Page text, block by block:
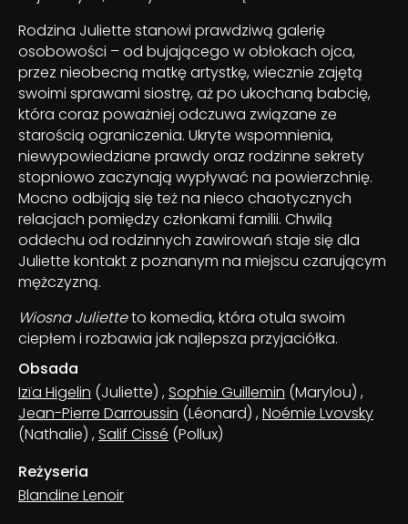
Rodzina Juliette stanowi prawdziwą galerię
osobowości – od bujającego w obłokach ojca,
przez nieobecną matkę artystkę, wiecznie zajętą
swoimi sprawami siostrę, aż po ukochaną babcię,
która coraz poważniej odczuwa związane ze
starością ograniczenia. Ukryte wspomnienia,
niewypowiedziane prawdy oraz rodzinne sekrety
stopniowo zaczynają wypływać na powierzchnię.
Mocno odbijają się też na nieco chaotycznych
relacjach pomiędzy członkami familii. Chwilą
oddechu od rodzinnych zawirowań staje się dla
Juliette kontakt z poznanym na miejscu czarującym
mężczyzną.
Wiosna Julietteto komedia, która otula swoim
ciepłem i rozbawia jak najlepsza przyjaciółka.
Obsada
Izïa Higelin (Juliette) ,Sophie Guillemin (Marylou) ,
Jean-Pierre Darroussin (Léonard) ,Noémie Lvovsky
(Nathalie) ,Salif Cissé (Pollux)
Reżyseria
Blandine Lenoir